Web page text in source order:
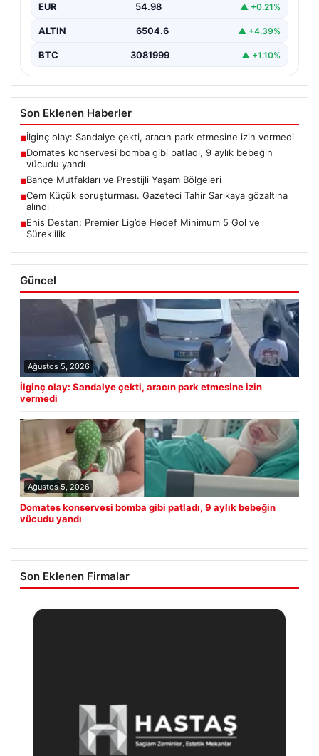
EUR 54.98 ▲ +0.21%
ALTIN 6504.6 ▲ +4.39%
BTC 3081999 ▲ +1.10%
Son Eklenen Haberler
■İlginç olay: Sandalye çekti, aracın park etmesine izin vermedi
■Domates konservesi bomba gibi patladı, 9 aylık bebeğin
vücudu yandı
■Bahçe Mutfakları ve Prestijli Yaşam Bölgeleri
■Cem Küçük soruşturması. Gazeteci Tahir Sarıkaya gözaltına
alındı
■Enis Destan: Premier Lig’de Hedef Minimum 5 Gol ve
Süreklilik
Güncel
Ağustos 5, 2026
İlginç olay: Sandalye çekti, aracın park etmesine izin
vermedi
Ağustos 5, 2026
Domates konservesi bomba gibi patladı, 9 aylık bebeğin
vücudu yandı
Son Eklenen Firmalar